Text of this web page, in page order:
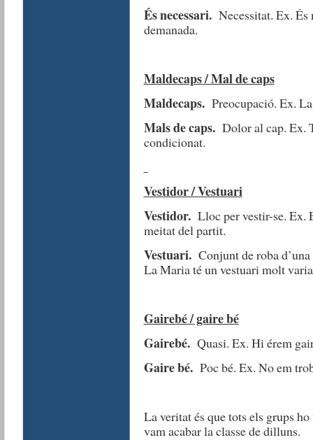
És necessari.Necessitat. Ex. És
demanada.
Maldecaps / Mal de caps
Maldecaps.Preocupació. Ex. La
Mals de caps.Dolor al cap. Ex.
condicionat.
Vestidor / Vestuari
Vestidor.Lloc per vestir-se. Ex.
meitat del partit.
Vestuari.Conjunt de roba d’una
La Maria té un vestuari molt
Gairebé / gaire bé
Gairebé.Quasi. Ex. Hi érem
Gaire bé.Poc bé. Ex. No em
La veritat és que tots els grups
vam acabar la classe de dilluns.